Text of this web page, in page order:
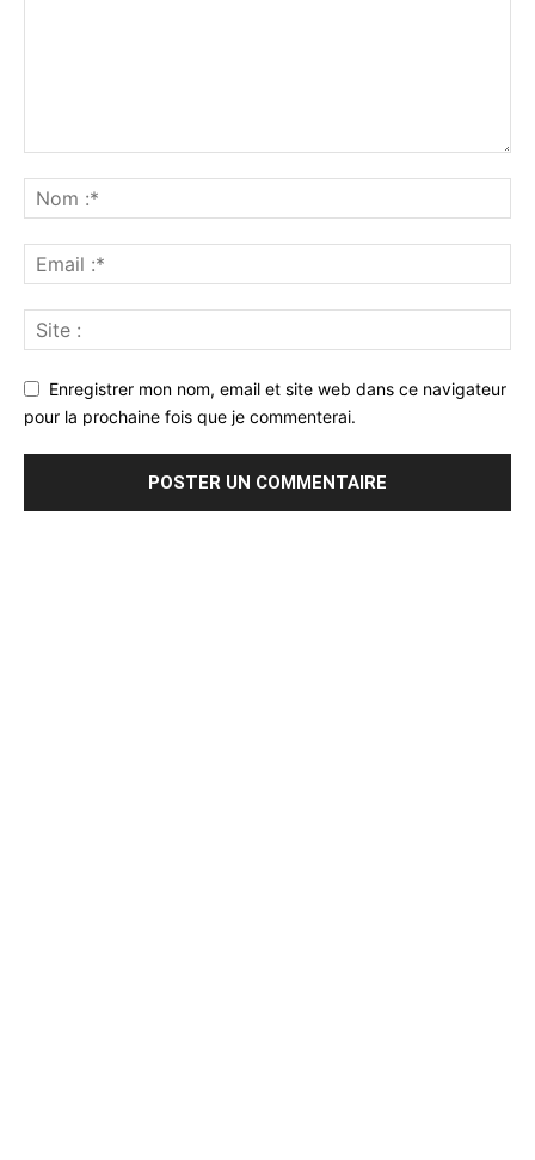
Enregistrer mon nom, email et site web dans ce navigateur
pour la prochaine fois que je commenterai.